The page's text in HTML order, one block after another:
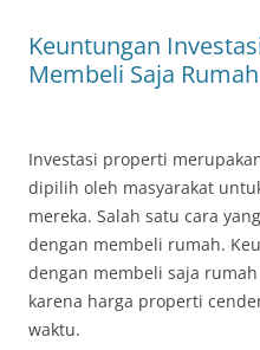
Keuntungan
Membeli Saja Rumah
Investasi properti
dipilih oleh masyarakat
mereka. Salah satu cara
dengan membeli rumah.
dengan membeli saja
karena harga properti
waktu.